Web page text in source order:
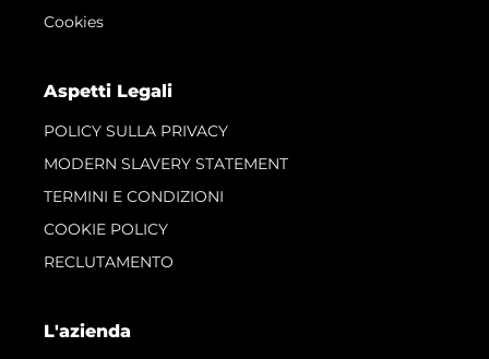
Cookies
Aspetti Legali
POLICY SULLA PRIVACY
MODERN SLAVERY STATEMENT
TERMINI E CONDIZIONI
COOKIE POLICY
RECLUTAMENTO
L'azienda